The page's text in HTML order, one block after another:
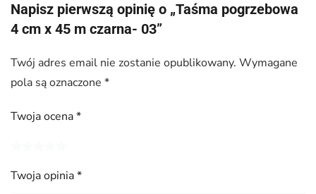
Napisz pierwszą opinię o „Taśma pogrzebowa
4 cm x 45 m czarna- 03”
Twój adres email nie zostanie opublikowany. Wymagane
pola są oznaczone *
Twoja ocena*
Twoja opinia*